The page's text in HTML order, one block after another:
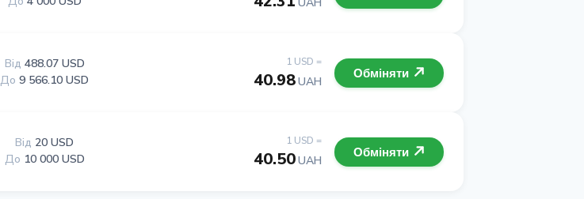
1 USD =
40.98UAH
Від 488.07 USD
До 9 566.10 USD Обміняти
1 USD =
40.50UAH
Від 20 USD
До 10 000 USD Обміняти